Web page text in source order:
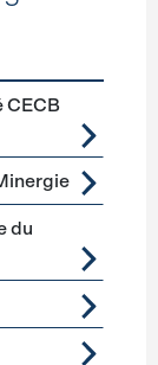
CECB
du